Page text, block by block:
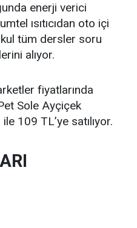
enerji verici
ısıtıcıdan oto içi
tüm dersler soru
alıyor.
fiyatlarında
Sole Ayçiçek
109 TL’ye satılıyor.